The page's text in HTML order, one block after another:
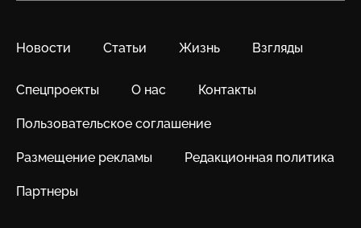
Новости Статьи Жизнь Взгляды
Спецпроекты О нас Контакты
Пользовательское соглашение
Размещение рекламы Редакционная политика
Партнеры